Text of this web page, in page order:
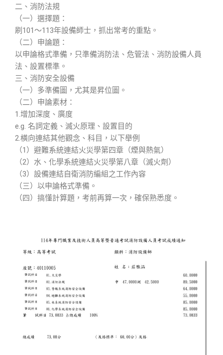
二、消防法規
（一）選擇題：
刷101～113年設備師士，抓出常考的重點。
（二）申論題：
以申論格式準備，只準備消防法、危管法、消防設備人員
法、設置標準。
三、消防安全設備
（一）多準備圖，尤其是昇位圖。
（二）申論素材：
1.增加深度、廣度
e.g. 名詞定義、滅火原理、設置目的
2.橫向連結其他觀念、科目，以下舉例
（1）避難系統連結火災學第四章（煙與熱氣）
（2）水、化學系統連結火災學第八章（滅火劑）
（3）設備連結自衛消防編組之工作內容
（三）以申論格式準備。
（四）搞懂計算題，考前再算一次，確保熟悉度。